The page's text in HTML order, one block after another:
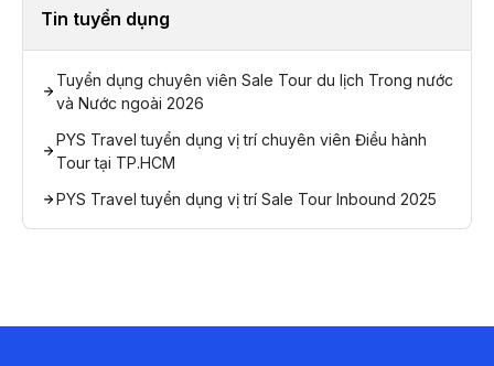
Tin tuyển dụng
Tuyển dụng chuyên viên Sale Tour du lịch Trong nước
và Nước ngoài 2026
PYS Travel tuyển dụng vị trí chuyên viên Điều hành
Tour tại TP.HCM
PYS Travel tuyển dụng vị trí Sale Tour Inbound 2025